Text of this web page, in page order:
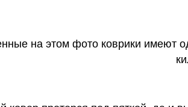
на этом фото коврики имеют